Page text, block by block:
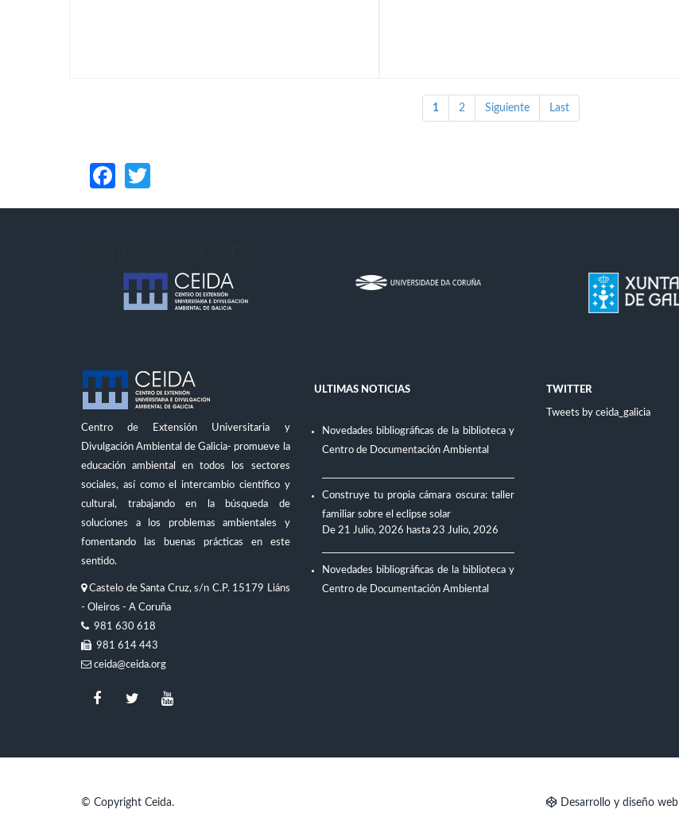
1 2 Siguiente Last
Facebook
Centro de Extensión Universitaria y
Divulgación Ambiental de Galicia- promueve la
educación ambiental en todos los sectores
sociales, así como el intercambio científico y
cultural, trabajando en la búsqueda de
soluciones a los problemas ambientales y
fomentando las buenas prácticas en este
sentido.
Castelo de Santa Cruz, s/n C.P. 15179 Liáns
- Oleiros - A Coruña
981 630 618
981 614 443
ceida@ceida.org
ULTIMAS NOTICIAS
Novedades bibliográficas de la biblioteca y
Centro de Documentación Ambiental
Construye tu propia cámara oscura: taller
familiar sobre el eclipse solar
De 21 Julio, 2026 hasta 23 Julio, 2026
Novedades bibliográficas de la biblioteca y
Centro de Documentación Ambiental
TWITTER
Tweets by ceida_galicia
© Copyright Ceida. Desarrollo y diseño web